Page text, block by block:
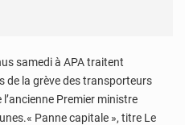
samedi à APA traitent
de la grève des transporteurs
Premier ministre
Panne capitale », titre Le